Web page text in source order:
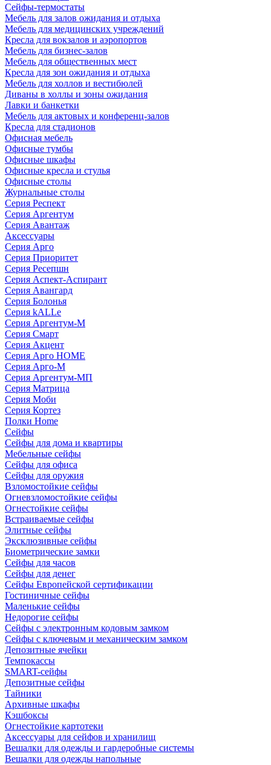
Сейфы-термостаты
Мебель для залов ожидания и отдыха
Мебель для медицинских учреждений
Кресла для вокзалов и аэропортов
Мебель для бизнес-залов
Мебель для общественных мест
Кресла для зон ожидания и отдыха
Мебель для холлов и вестибюлей
Диваны в холлы и зоны ожидания
Лавки и банкетки
Мебель для актовых и конференц-залов
Кресла для стадионов
Офисная мебель
Офисные тумбы
Офисные шкафы
Офисные кресла и стулья
Офисные столы
Журнальные столы
Серия Респект
Серия Аргентум
Серия Авантаж
Аксессуары
Серия Арго
Серия Приоритет
Серия Ресепшн
Серия Аспект-Аспирант
Серия Авангард
Серия Болонья
Серия kALLe
Серия Аргентум-М
Серия Смарт
Серия Акцент
Серия Арго HOME
Серия Арго-М
Серия Аргентум-МП
Серия Матрица
Серия Моби
Серия Кортез
Полки Home
Сейфы
Сейфы для дома и квартиры
Мебельные сейфы
Сейфы для офиса
Сейфы для оружия
Взломостойкие сейфы
Огневзломостойкие сейфы
Огнестойкие сейфы
Встраиваемые сейфы
Элитные сейфы
Эксклюзивные сейфы
Биометрические замки
Сейфы для часов
Сейфы для денег
Сейфы Европейской сертификации
Гостиничные сейфы
Маленькие сейфы
Недорогие сейфы
Сейфы с электронным кодовым замком
Сейфы с ключевым и механическим замком
Депозитные ячейки
Темпокассы
SMART-сейфы
Депозитные сейфы
Тайники
Архивные шкафы
Кэшбоксы
Огнестойкие картотеки
Аксессуары для сейфов и хранилищ
Вешалки для одежды и гардеробные системы
Вешалки для одежды напольные